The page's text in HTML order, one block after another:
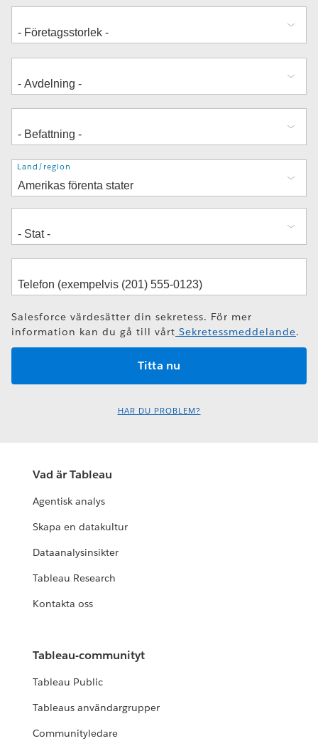
Adress
Land/region
Salesforce värdesätter din sekretess. För mer
information kan du gå till vårt Sekretessmeddelande.
HAR DU PROBLEM?
Vad är Tableau
Agentisk analys
Skapa en datakultur
Dataanalysinsikter
Tableau Research
Kontakta oss
Tableau-communityt
Tableau Public
Tableaus användargrupper
Communityledare